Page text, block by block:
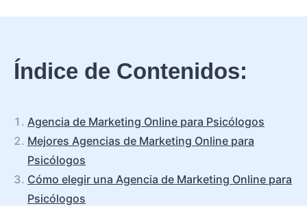
Índice de Contenidos:
Agencia de Marketing Online para Psicólogos
Mejores Agencias de Marketing Online para
Psicólogos
Cómo elegir una Agencia de Marketing Online para
Psicólogos